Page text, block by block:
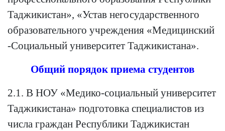
Таджикистан», «Устав негосударственного
образовательного учреждения «Медицинский
-Социальный университет Таджикистана».
Общий порядок приема студентов
2.1. В НОУ «Медико-социальный университет
Таджикистана» подготовка специалистов из
числа граждан Республики Таджикистан